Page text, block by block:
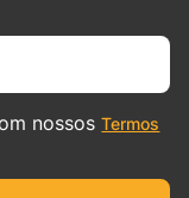
nossosTermos